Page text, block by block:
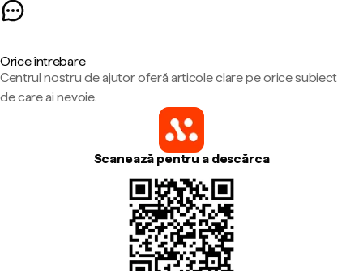
Orice întrebare
Centrul nostru de ajutor oferă articole clare pe orice subiect
de care ai nevoie.
Scanează pentru a descărca